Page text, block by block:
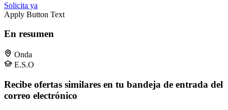
Solicita ya
Apply Button Text
En resumen
Onda
E.S.O
Recibe ofertas similares en tu bandeja de entrada del
correo electrónico